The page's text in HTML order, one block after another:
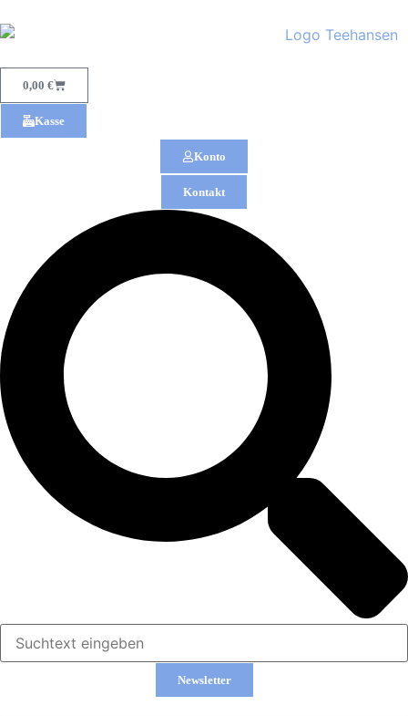
0,00 €
Kasse
Konto
Kontakt
Newsletter